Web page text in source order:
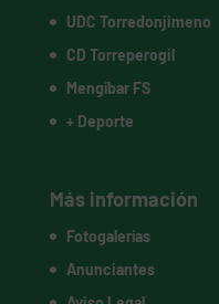
UDC Torredonjimeno
CD Torreperogil
Mengíbar FS
+ Deporte
Más información
Fotogalerías
Anunciantes